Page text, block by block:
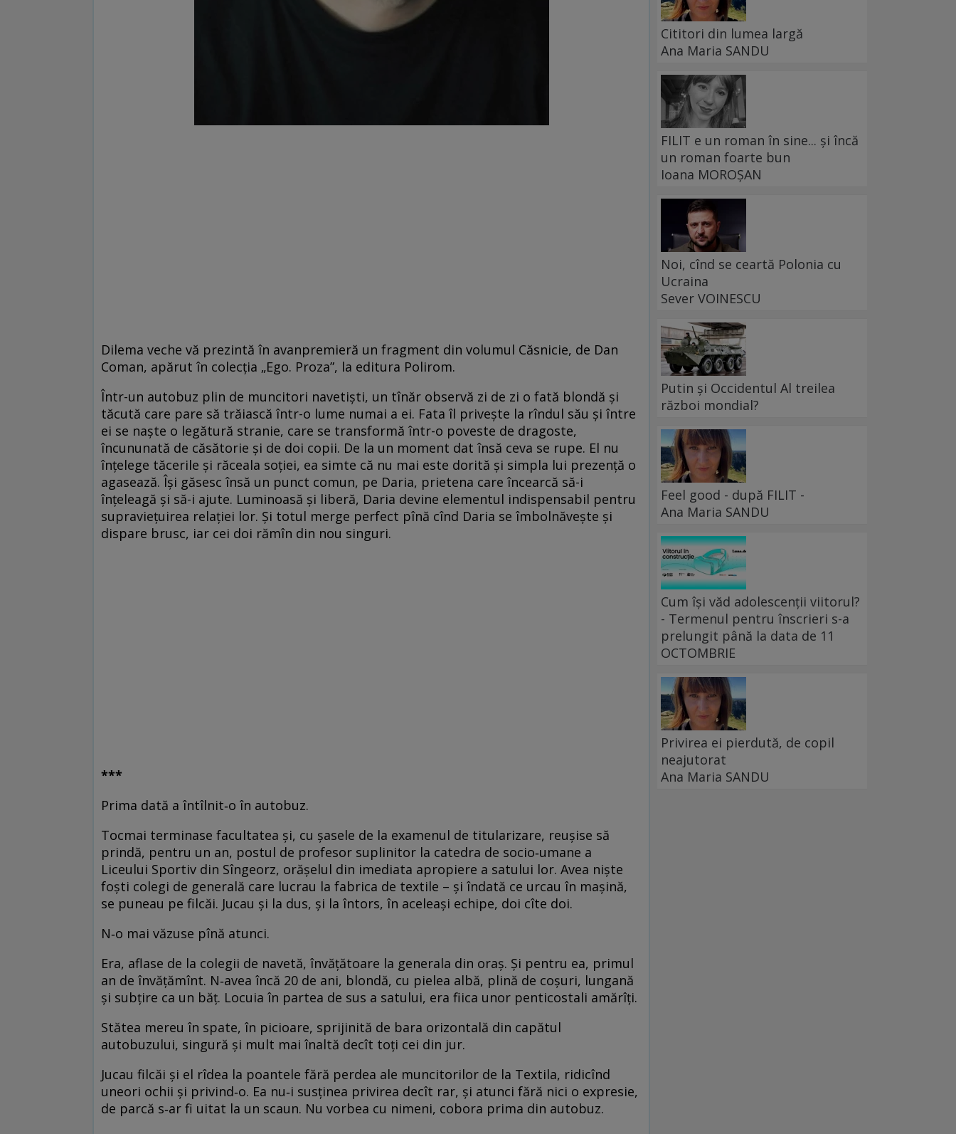
Dilema veche vă prezintă în avanpremieră un fragment din volumul Căsnicie, de Dan
Coman, apărut în colecţia „Ego. Proza”, la editura Polirom.
Într-un autobuz plin de muncitori navetişti, un tînăr observă zi de zi o fată blondă şi
tăcută care pare să trăiască într-o lume numai a ei. Fata îl priveşte la rîndul său şi între
ei se naşte o legătură stranie, care se transformă într-o poveste de dragoste,
încununată de căsătorie şi de doi copii. De la un moment dat însă ceva se rupe. El nu
înţelege tăcerile şi răceala soţiei, ea simte că nu mai este dorită şi simpla lui prezenţă o
agasează. Îşi găsesc însă un punct comun, pe Daria, prietena care încearcă să-i
înţeleagă şi să-i ajute. Luminoasă şi liberă, Daria devine elementul indispensabil pentru
supravieţuirea relaţiei lor. Şi totul merge perfect pînă cînd Daria se îmbolnăveşte şi
dispare brusc, iar cei doi rămîn din nou singuri.
***
Prima dată a întîlnit‑o în autobuz.
Tocmai terminase facultatea şi, cu şasele de la examenul de titularizare, reuşise să
prindă, pentru un an, postul de profesor suplinitor la catedra de socio‑umane a
Liceului Sportiv din Sîngeorz, orăşelul din imediata apropiere a satului lor. Avea nişte
foşti colegi de generală care lucrau la fabrica de textile – şi îndată ce urcau în maşină,
se puneau pe filcăi. Jucau şi la dus, şi la întors, în aceleaşi echipe, doi cîte doi.
N‑o mai văzuse pînă atunci.
Era, aflase de la colegii de navetă, învăţătoare la generala din oraş. Şi pentru ea, primul
an de învăţămînt. N‑avea încă 20 de ani, blondă, cu pielea albă, plină de coşuri, lungană
şi subţire ca un băţ. Locuia în partea de sus a satului, era fiica unor penticostali amărîţi.
Stătea mereu în spate, în picioare, sprijinită de bara orizontală din capătul
autobuzului, singură şi mult mai înaltă decît toţi cei din jur.
Jucau filcăi şi el rîdea la poantele fără perdea ale muncitorilor de la Textila, ridicînd
uneori ochii şi privind‑o. Ea nu‑i susţinea privirea decît rar, şi atunci fără nici o expresie,
de parcă s‑ar fi uitat la un scaun. Nu vorbea cu nimeni, cobora prima din autobuz.
Cititori din lumea largă
Ana Maria SANDU
FILIT e un roman în sine... și încă
un roman foarte bun
Ioana MOROȘAN
Noi, cînd se ceartă Polonia cu
Ucraina
Sever VOINESCU
Putin și Occidentul Al treilea
război mondial?
Feel good - după FILIT -
Ana Maria SANDU
Cum își văd adolescenții viitorul?
- Termenul pentru înscrieri s-a
prelungit până la data de 11
OCTOMBRIE
Privirea ei pierdută, de copil
neajutorat
Ana Maria SANDU